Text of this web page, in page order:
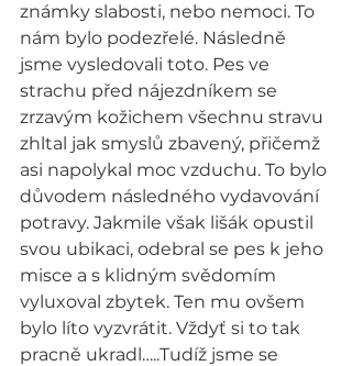
známky slabosti, nebo nemoci. To
nám bylo podezřelé. Následně
jsme vysledovali toto. Pes ve
strachu před nájezdníkem se
zrzavým kožichem všechnu stravu
zhltal jak smyslů zbavený, přičemž
asi napolykal moc vzduchu. To bylo
důvodem následného vydavování
potravy. Jakmile však lišák opustil
svou ubikaci, odebral se pes k jeho
misce a s klidným svědomím
vyluxoval zbytek. Ten mu ovšem
bylo líto vyzvrátit. Vždyť si to tak
pracně ukradl…..Tudíž jsme se